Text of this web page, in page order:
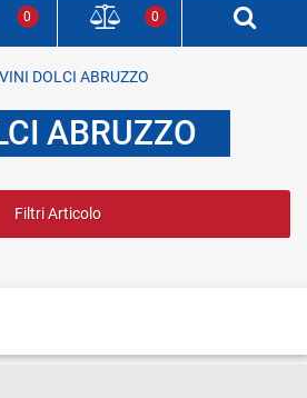
0 0
VINI DOLCI ABRUZZO
ABRUZZO
Filtri Articolo